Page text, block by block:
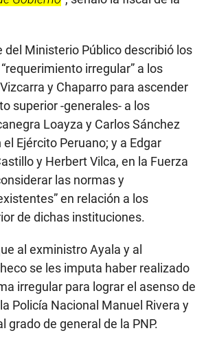
la misma que habría estado
Castillo y como presuntos
Bruno Pacheco Castillo, Walter
de altos funcionarios,
y otros en proceso de
organización habría sido dirigida
Gobierno”, señaló la fiscal de la
del Ministerio Público describió los
irregular” a los
superior -generales- a los
Loayza y Carlos Sánchez
Ejército Peruano; y a Edgar
y Herbert Vilca, en la Fuerza
las normas y